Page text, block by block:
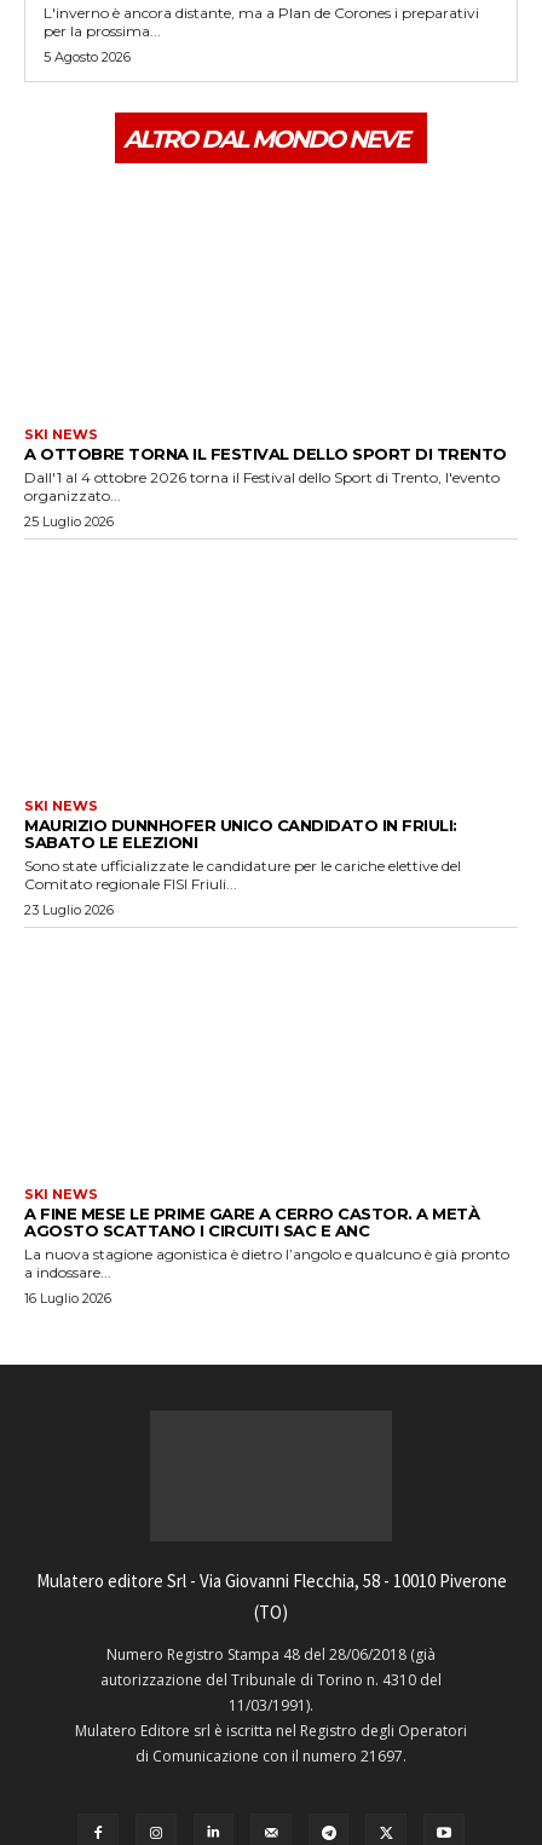
L'inverno è ancora distante, ma a Plan de Corones i preparativi
per la prossima...
5 Agosto 2026
ALTRO DAL MONDO NEVE
SKI NEWS
A OTTOBRE TORNA IL FESTIVAL DELLO SPORT DI TRENTO
Dall'1 al 4 ottobre 2026 torna il Festival dello Sport di Trento, l'evento
organizzato...
25 Luglio 2026
SKI NEWS
MAURIZIO DUNNHOFER UNICO CANDIDATO IN FRIULI:
SABATO LE ELEZIONI
Sono state ufficializzate le candidature per le cariche elettive del
Comitato regionale FISI Friuli...
23 Luglio 2026
SKI NEWS
A FINE MESE LE PRIME GARE A CERRO CASTOR. A METÀ
AGOSTO SCATTANO I CIRCUITI SAC E ANC
La nuova stagione agonistica è dietro l’angolo e qualcuno è già pronto
a indossare...
16 Luglio 2026
Mulatero editore Srl - Via Giovanni Flecchia, 58 - 10010 Piverone
(TO)
Numero Registro Stampa 48 del 28/06/2018 (già
autorizzazione del Tribunale di Torino n. 4310 del
11/03/1991).
Mulatero Editore srl è iscritta nel Registro degli Operatori
di Comunicazione con il numero 21697.